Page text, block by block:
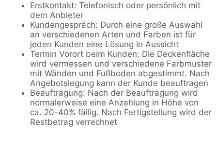
Erstkontakt: Telefonisch oder persönlich mit
dem Anbieter
Kundengespräch: Durch eine große Auswahl
an verschiedenen Arten und Farben ist für
jeden Kunden eine Lösung in Aussicht
Termin Vorort beim Kunden: Die Deckenfläche
wird vermessen und verschiedene Farbmuster
mit Wänden und Fußboden abgestimmt. Nach
Angebotslegung kann der Kunde beauftragen
Beauftragung: Nach der Beauftragung wird
normalerweise eine Anzahlung in Höhe von
ca. 20-40% fällig. Nach Fertigstellung wird der
Restbetrag verrechnet